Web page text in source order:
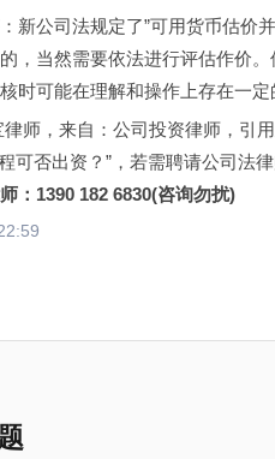
新公司法规定了”可用货币估
，当然需要依法进行评估作价
时可能在理解和操作上存在一定
师，来自：公司投资律师，引
可否出资？”，若需聘请公司法律
：1390 182 6830(咨询勿扰)